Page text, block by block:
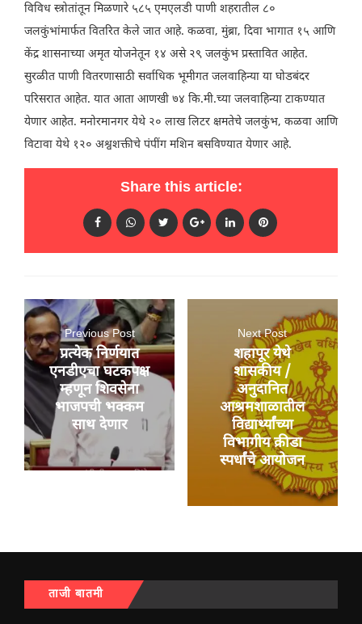
विविध स्त्रोतांतून मिळणारे ५८५ एमएलडी पाणी शहरातील ८०
जलकुंभांमार्फत वितरित केले जात आहे. कळवा, मुंब्रा, दिवा भागात १५ आणि
केंद्र शासनाच्या अमृत योजनेतून १४ असे २९ जलकुंभ प्रस्तावित आहेत.
सुरळीत पाणी वितरणासाठी सर्वाधिक भूमीगत जलवाहिन्या या घोडबंदर
परिसरात आहेत. यात आता आणखी ७४ कि.मी.च्या जलवाहिन्या टाकण्यात
येणार आहेत. मनोरमानगर येथे २० लाख लिटर क्षमतेचे जलकुंभ, कळवा आणि
विटावा येथे १२० अश्वशक्तीचे पंपींग मशिन बसविण्यात येणार आहे.
Share this article:
Previous Post
प्रत्येक निर्णयात
एनडीएचा घटकपक्ष
म्हणून शिवसेना
भाजपची भक्कम
साथ देणार
Next Post
शहापूर येथे
शासकीय /
अनुदानित
आश्रमशाळातील
विद्यार्थ्यांच्या
विभागीय क्रीडा
स्पर्धांचे आयोजन
ताजी बातमी